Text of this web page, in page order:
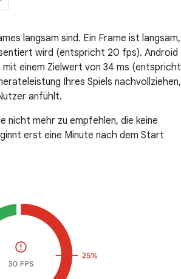
langsam sind. Ein Frame ist langsam,
wird (entspricht 20 fps). Android
einem Zielwert von 34 ms (entspricht
Ihres Spiels nachvollziehen,
anfühlt.
nicht mehr zu empfehlen, die keine
erst eine Minute nach dem Start